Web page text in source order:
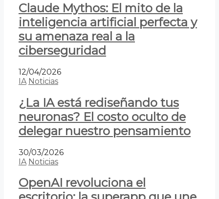
Claude Mythos: El mito de la
inteligencia artificial perfecta y
su amenaza real a la
ciberseguridad
12/04/2026
IA Noticias
¿La IA está rediseñando tus
neuronas? El costo oculto de
delegar nuestro pensamiento
30/03/2026
IA Noticias
OpenAI revoluciona el